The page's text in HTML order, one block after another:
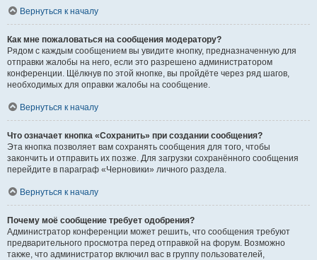
Вернуться к началу
Как мне пожаловаться на сообщения модератору?
Рядом с каждым сообщением вы увидите кнопку, предназначенную для
отправки жалобы на него, если это разрешено администратором
конференции. Щёлкнув по этой кнопке, вы пройдёте через ряд шагов,
необходимых для оправки жалобы на сообщение.
Вернуться к началу
Что означает кнопка «Сохранить» при создании сообщения?
Эта кнопка позволяет вам сохранять сообщения для того, чтобы
закончить и отправить их позже. Для загрузки сохранённого сообщения
перейдите в параграф «Черновики» личного раздела.
Вернуться к началу
Почему моё сообщение требует одобрения?
Администратор конференции может решить, что сообщения требуют
предварительного просмотра перед отправкой на форум. Возможно
также, что администратор включил вас в группу пользователей,